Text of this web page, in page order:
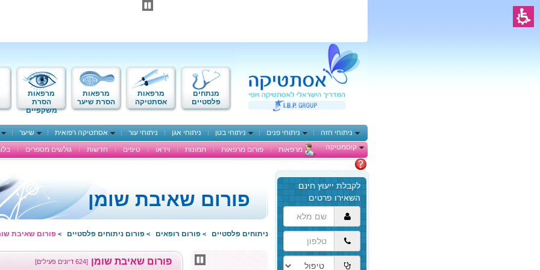
מנתחים
פלסטיים
מרפאות
אסתטיקה
מרפאות
הסרת שיער
מרפאות
הסרת
משקפיים
ניתוחי חזה ניתוחי פנים ניתוחי בטן ניתוחי אגן ניתוחי עור אסתטיקה רפואית שיער
קוסמטיקה
מרפאות פורום מרפאות תמונות וידאו טיפים חדשות גולשים מספרים
הגעת
לתוכן
המרכזי,
באפשרותך
ללחוץ
אנטר
כדי
לדלג
לאזור
פורום שאיבת שומן
ניתוחים פלסטיים > פורום רופאים > פורום ניתוחים פלסטיים > פורום שאיבת
[624 דיונים פעילים] פורום שאיבת שומן